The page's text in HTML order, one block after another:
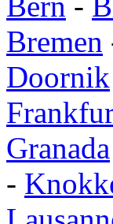
Bremen
Doornik
Granada
-